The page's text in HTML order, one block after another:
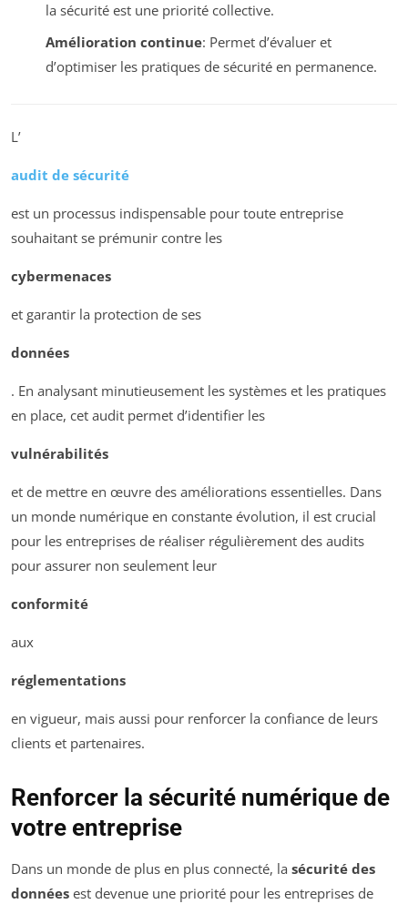
la sécurité est une priorité collective.
Amélioration continue: Permet d’évaluer et
d’optimiser les pratiques de sécurité en permanence.
L’
audit de sécurité
est un processus indispensable pour toute entreprise
souhaitant se prémunir contre les
cybermenaces
et garantir la protection de ses
données
. En analysant minutieusement les systèmes et les pratiques
en place, cet audit permet d’identifier les
vulnérabilités
et de mettre en œuvre des améliorations essentielles. Dans
un monde numérique en constante évolution, il est crucial
pour les entreprises de réaliser régulièrement des audits
pour assurer non seulement leur
conformité
aux
réglementations
en vigueur, mais aussi pour renforcer la confiance de leurs
clients et partenaires.
Renforcer la sécurité numérique de
votre entreprise
Dans un monde de plus en plus connecté, la sécurité des
données est devenue une priorité pour les entreprises de